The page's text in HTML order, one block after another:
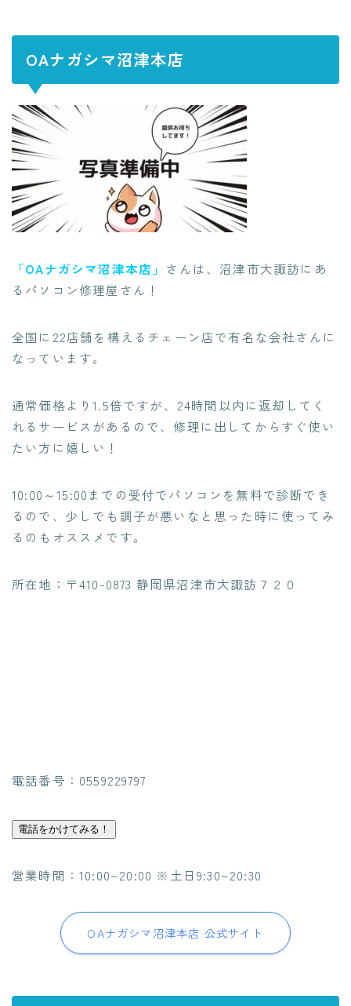
OAナガシマ沼津本店
「OAナガシマ沼津本店」 さんは、沼津市大諏訪にあ
るパソコン修理屋さん！
全国に22店舗を構える チェーン店で有名な会社さんに
なっています。
通常価格より1.5倍ですが、24時間以内に返却してく
れるサービスがあるので、修理に出してからすぐ使い
たい方に嬉しい！
10:00～15:00までの受付でパソコンを無料で診断でき
る ので、少しでも調子が悪いなと思った時に使ってみ
るのもオススメです。
所在地：〒410-0873 静岡県沼津市大諏訪７２０
電話番号：0559229797
電話をかけてみる！
営業時間：10:00~20:00 ※土日9:30~20:30
OAナガシマ沼津本店 公式サイト